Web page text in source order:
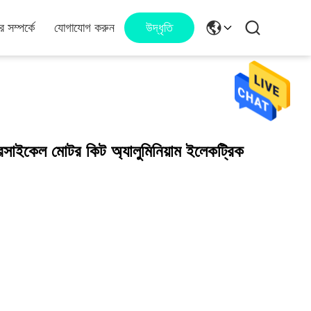
সম্পর্কে যোগাযোগ করুন উদ্ধৃতি
মোটর কিট অ্যালুমিনিয়াম ইলেকট্রিক